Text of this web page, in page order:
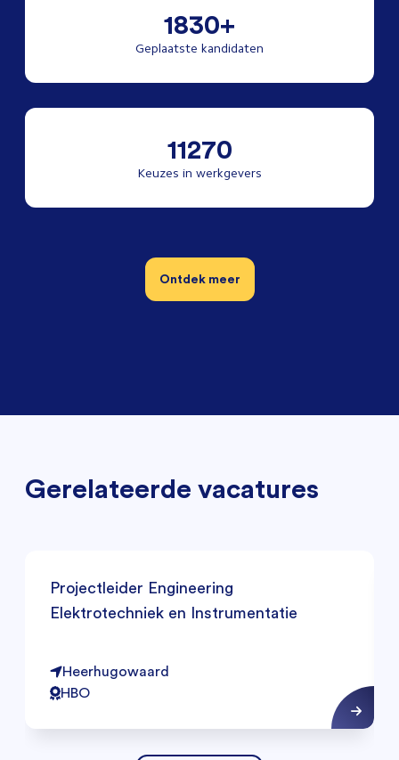
1830+
Geplaatste kandidaten
11270
Keuzes in werkgevers
Ontdek meer
Gerelateerde vacatures
Projectleider Engineering
Elektrotechniek en Instrumentatie
Heerhugowaard
HBO